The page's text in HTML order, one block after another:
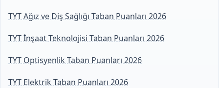
TYT Ağız ve Diş Sağlığı Taban Puanları 2026
TYT İnşaat Teknolojisi Taban Puanları 2026
TYT Optisyenlik Taban Puanları 2026
TYT Elektrik Taban Puanları 2026